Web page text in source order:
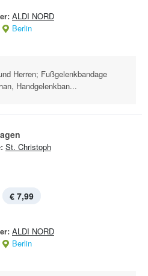
ALDI NORD
Berlin
Herren; Fußgelenkbandage
Handgelenkban...
St. Christoph
€ 7,99
ALDI NORD
Berlin